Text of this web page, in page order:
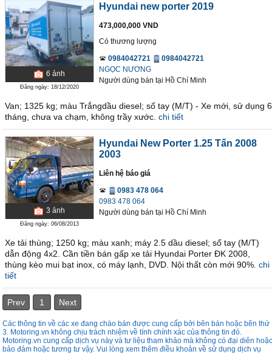
6 ảnh
Đăng ngày: 18/12/2020
Hyundai new porter 2019
473,000,000 VND
Có thương lượng
0984042721
0984042721
NGỌC NƯƠNG
Người dùng bán tại Hồ Chí Minh
Van; 1325 kg; màu Trắngdầu diesel; số tay (M/T) - Xe mới, sử dụng 6
tháng, chưa va chạm, không trầy xước. chi tiết
3 ảnh
Đăng ngày: 06/08/2013
Hyundai New Porter 1.25 Tấn 2008
2003
Liên hệ báo giá
0983 478 064
0983 478 064
Người dùng bán tại Hồ Chí Minh
Xe tải thùng; 1250 kg; màu xanh; máy 2.5 dầu diesel; số tay (M/T)
dẫn động 4x2. Cần tiền bán gấp xe tải Hyundai Porter ĐK 2008,
thùng kèo mui bạt inox, có máy lạnh, DVD. Nội thất còn mới 90%. chi
tiết
Prev 1 Next
Các thông tin về các xe đang chào bán được cung cấp bởi bên bán hoặc bên thứ
3. Motoring.vn không chịu trách nhiệm về tính chính xác của thông tin đó.
Motoring.vn cung cấp dịch vụ này và tư liệu tham khảo mà không có đại diên hoặc
bảo đảm hoặc tương tư vậy. Vui lòng xem thêm điều khoản về sử dụng dịch vụ